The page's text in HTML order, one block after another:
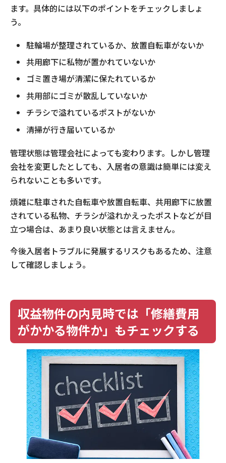
ます。具体的には以下のポイントをチェックしましょ
う。
駐輪場が整理されているか、放置自転車がないか
共用廊下に私物が置かれていないか
ゴミ置き場が清潔に保たれているか
共用部にゴミが散乱していないか
チラシで溢れているポストがないか
清掃が行き届いているか
管理状態は管理会社によっても変わります。しかし管理
会社を変更したとしても、入居者の意識は簡単には変え
られないことも多いです。
煩雑に駐車された自転車や放置自転車、共用廊下に放置
されている私物、チラシが溢れかえったポストなどが目
立つ場合は、あまり良い状態とは言えません。
今後入居者トラブルに発展するリスクもあるため、注意
して確認しましょう。
収益物件の内見時では「修繕費用
がかかる物件か」もチェックする